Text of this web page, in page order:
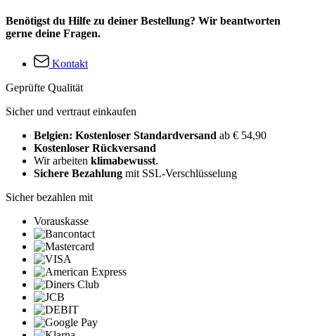
Benötigst du Hilfe zu deiner Bestellung? Wir beantworten
gerne deine Fragen.
Kontakt
Geprüfte Qualität
Sicher und vertraut einkaufen
Belgien: Kostenloser Standardversand ab € 54,90
Kostenloser Rückversand
Wir arbeiten klimabewusst.
Sichere Bezahlung mit SSL-Verschlüsselung
Sicher bezahlen mit
Vorauskasse